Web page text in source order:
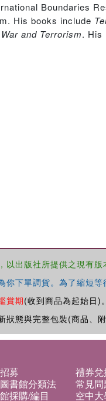
Boundaries
His books include
and Terrorism. His
出版社所提供之現有
下單調貨。為了縮短
賞期(收到商品為起始日)。
態與完整包裝(商品、
募 禮券兌
書館分類法 常見問
採購/編目 空中